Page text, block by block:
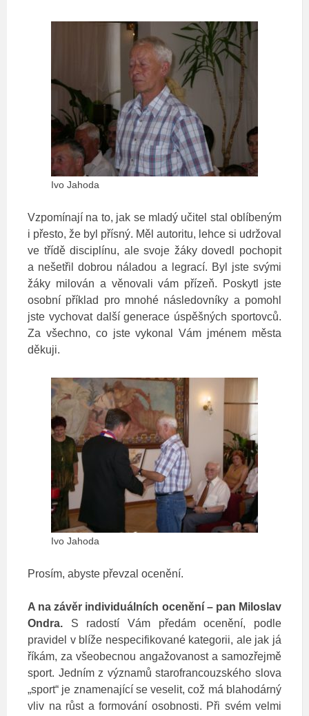
Ivo Jahoda
Vzpomínají na to, jak se mladý učitel stal oblíbeným
i přesto, že byl přísný. Měl autoritu, lehce si udržoval
ve třídě disciplínu, ale svoje žáky dovedl pochopit
a nešetřil dobrou náladou a legrací. Byl jste svými
žáky milován a věnovali vám přízeň. Poskytl jste
osobní příklad pro mnohé následovníky a pomohl
jste vychovat další generace úspěšných sportovců.
Za všechno, co jste vykonal Vám jménem města
děkuji.
Ivo Jahoda
Prosím, abyste převzal ocenění.
A na závěr individuálních ocenění – pan Miloslav
Ondra. S radostí Vám předám ocenění, podle
pravidel v blíže nespecifikované kategorii, ale jak já
říkám, za všeobecnou angažovanost a samozřejmě
sport. Jedním z významů starofrancouzského slova
„sport“ je znamenající se veselit, což má blahodárný
vliv na růst a formování osobnosti. Při svém velmi